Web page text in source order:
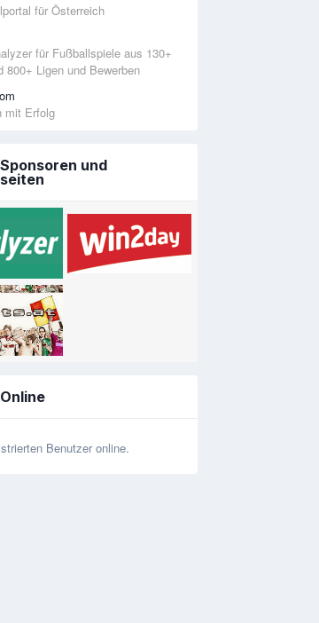
für Österreich
für Fußballspiele aus 130+
800+ Ligen und Bewerben
mit Erfolg
und
Benutzer online.